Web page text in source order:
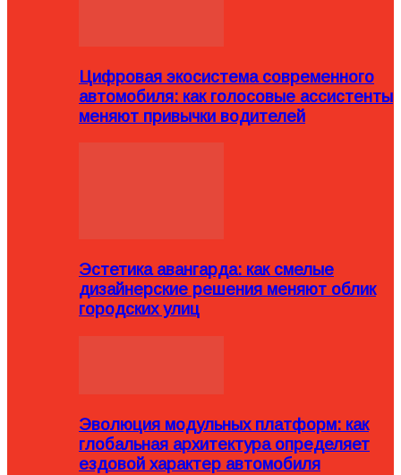
Цифровая экосистема современного
автомобиля: как голосовые ассистенты
меняют привычки водителей
Эстетика авангарда: как смелые
дизайнерские решения меняют облик
городских улиц
Эволюция модульных платформ: как
глобальная архитектура определяет
ездовой характер автомобиля